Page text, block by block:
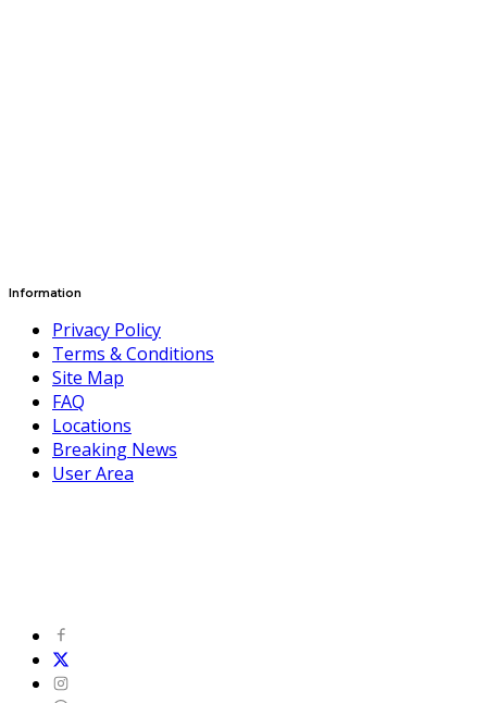
Information
Privacy Policy
Terms & Conditions
Site Map
FAQ
Locations
Breaking News
User Area